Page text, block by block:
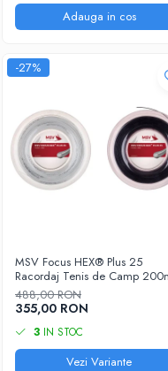
Adauga in cos
-27%
MSV Focus HEX® Plus 25
Racordaj Tenis de Camp
488,00 RON
355,00 RON
3 IN STOC
Vezi Variante